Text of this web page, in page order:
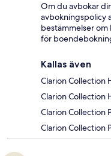
Om du avbokar
avbokningspolicy
bestämmelser
för
Kallas även
Clarion Collection
Clarion Collection
Clarion Collection
Clarion Collection